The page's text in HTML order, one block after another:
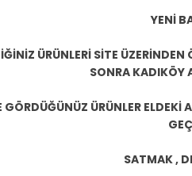
YENİ
ÜRÜNLERİ SİTE
SONRA KADIKÖY
GÖRDÜĞÜNÜZ ÜRÜNLER
SATMAK ,